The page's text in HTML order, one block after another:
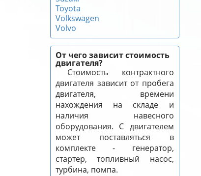
Toyota
Volkswagen
Volvo
От чего зависит стоимость
двигателя?
Стоимость контрактного
двигателя зависит от пробега
двигателя, времени
нахождения на складе и
наличия навесного
оборудования. С двигателем
может поставляться в
комплекте - генератор,
стартер, топливный насос,
турбина, помпа.